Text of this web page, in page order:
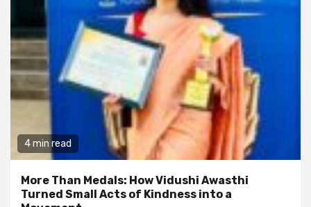
4 min read
More Than Medals: How Vidushi Awasthi
Turned Small Acts of Kindness into a